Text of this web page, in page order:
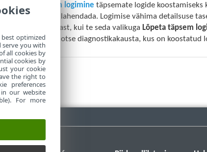
Lubage
Täpsem logimine täpsemate logide
diagnoosida ja lahendada. Logimise vähima detailsuse
kahe tunni pärast, kui te seda valikuga Lõpeta täpsem
millest pääseb otse diagnostikakausta, kus on koostatud
optimized
serve you with
all cookies by
cookies by
your cookie
the right to
preferences
our website
For more